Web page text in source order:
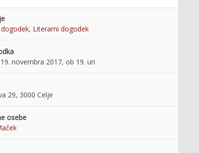
, Literarni dogodek
novembra 2017, ob 19. uri
29, 3000 Celje
osebe